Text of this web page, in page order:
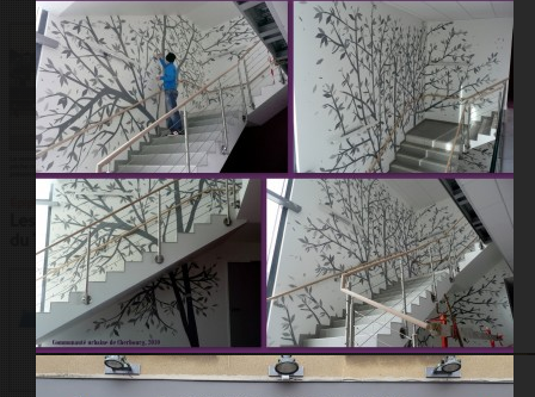
La Manche Libre – avril 2015
Communauté urbaine de Cherbourg 2010